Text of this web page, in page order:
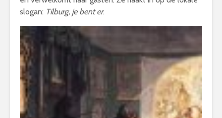
slogan: Tilburg, je bent er.